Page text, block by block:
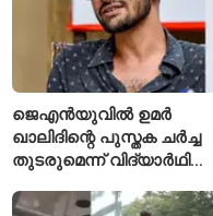
ജെഎൻയുവിൽ ഉമർ
ഖാലിദിന്റെ പുസ്തക ചർച്ച
തുടരുമെന്ന് വിദ്യാർഥി